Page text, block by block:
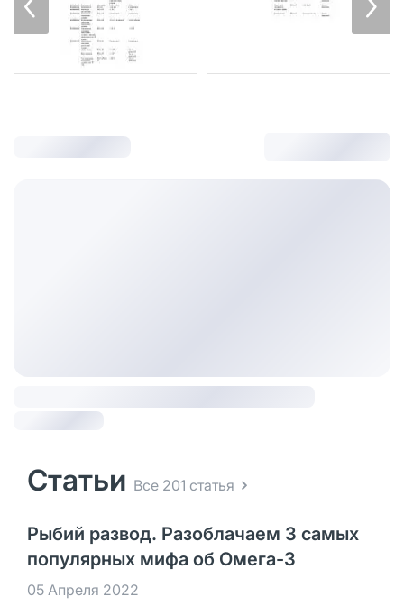
Статьи Все 201 статья
Рыбий развод. Разоблачаем 3 самых
популярных мифа об Омега-3
05 Апреля 2022